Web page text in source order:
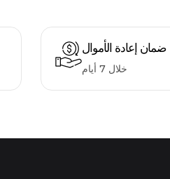
ضمان إعادة الأموال
خلال 7 أيام